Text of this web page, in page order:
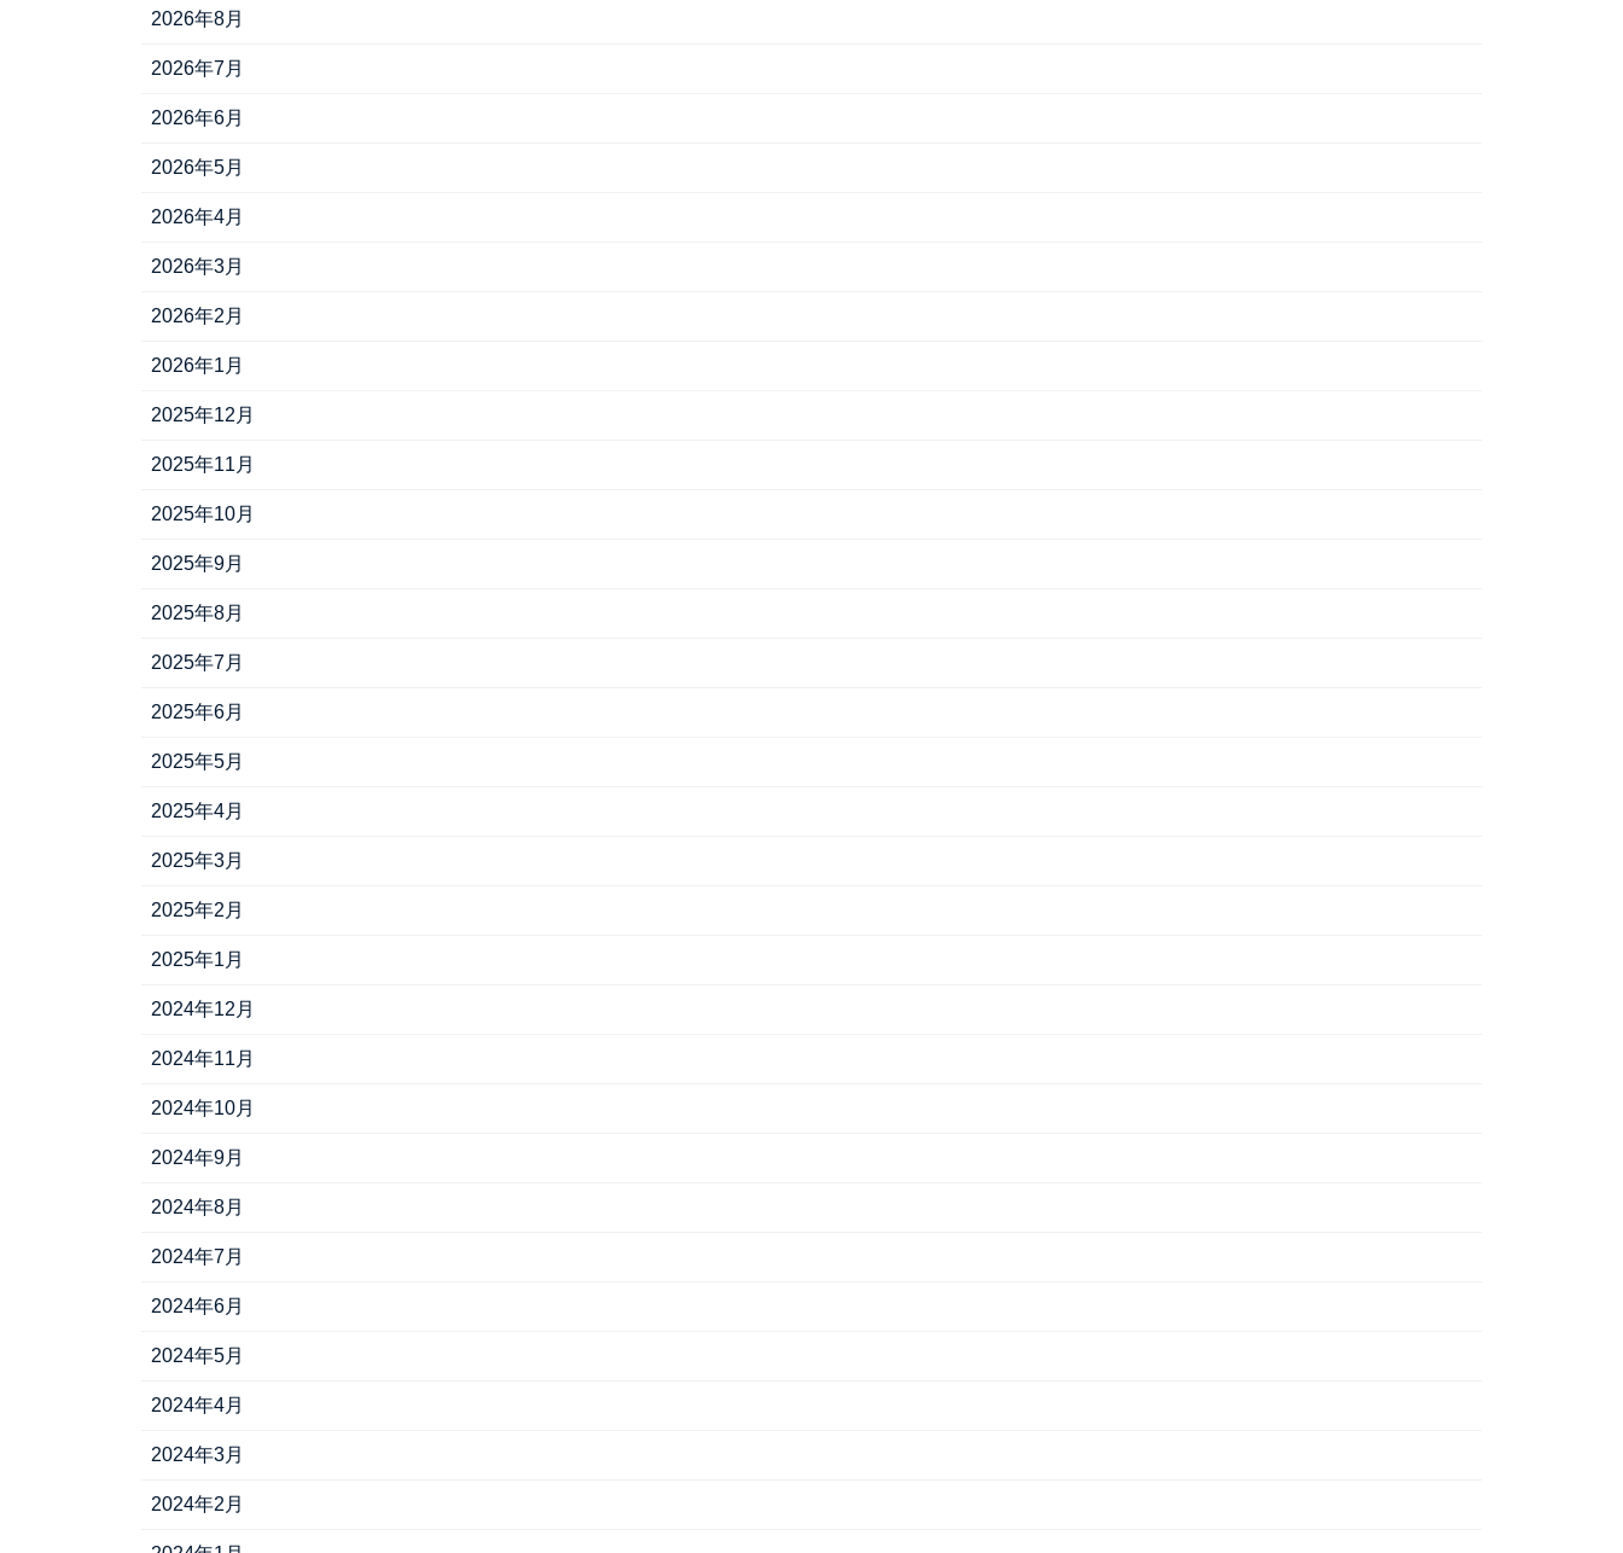
2026年8月
2026年7月
2026年6月
2026年5月
2026年4月
2026年3月
2026年2月
2026年1月
2025年12月
2025年11月
2025年10月
2025年9月
2025年8月
2025年7月
2025年6月
2025年5月
2025年4月
2025年3月
2025年2月
2025年1月
2024年12月
2024年11月
2024年10月
2024年9月
2024年8月
2024年7月
2024年6月
2024年5月
2024年4月
2024年3月
2024年2月